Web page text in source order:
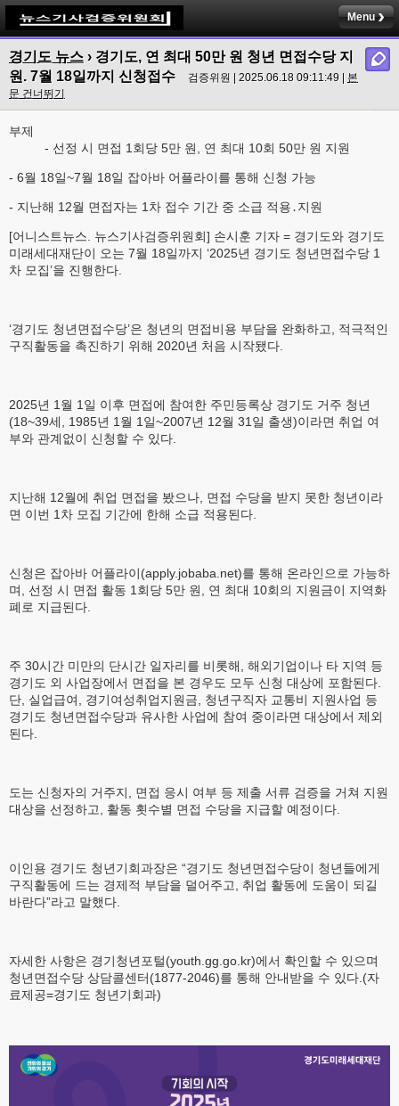
Menu
경기도 뉴스 › 경기도, 연 최대 50만 원 청년 면접수당 지
원. 7월 18일까지 신청접수
검증위원 | 2025.06.18 09:11:49 | 본
문 건너뛰기
부제
- 선정 시 면접 1회당 5만 원, 연 최대 10회 50만 원 지원
- 6월 18일~7월 18일 잡아바 어플라이를 통해 신청 가능
- 지난해 12월 면접자는 1차 접수 기간 중 소급 적용․지원
[어니스트뉴스. 뉴스기사검증위원회] 손시훈 기자 = 경기도와 경기도
미래세대재단이 오는 7월 18일까지 ‘2025년 경기도 청년면접수당 1
차 모집’을 진행한다.
‘경기도 청년면접수당’은 청년의 면접비용 부담을 완화하고, 적극적인
구직활동을 촉진하기 위해 2020년 처음 시작됐다.
2025년 1월 1일 이후 면접에 참여한 주민등록상 경기도 거주 청년
(18~39세, 1985년 1월 1일~2007년 12월 31일 출생)이라면 취업 여
부와 관계없이 신청할 수 있다.
지난해 12월에 취업 면접을 봤으나, 면접 수당을 받지 못한 청년이라
면 이번 1차 모집 기간에 한해 소급 적용된다.
신청은 잡아바 어플라이(apply.jobaba.net)를 통해 온라인으로 가능하
며, 선정 시 면접 활동 1회당 5만 원, 연 최대 10회의 지원금이 지역화
폐로 지급된다.
주 30시간 미만의 단시간 일자리를 비롯해, 해외기업이나 타 지역 등
경기도 외 사업장에서 면접을 본 경우도 모두 신청 대상에 포함된다.
단, 실업급여, 경기여성취업지원금, 청년구직자 교통비 지원사업 등
경기도 청년면접수당과 유사한 사업에 참여 중이라면 대상에서 제외
된다.
도는 신청자의 거주지, 면접 응시 여부 등 제출 서류 검증을 거쳐 지원
대상을 선정하고, 활동 횟수별 면접 수당을 지급할 예정이다.
이인용 경기도 청년기회과장은 “경기도 청년면접수당이 청년들에게
구직활동에 드는 경제적 부담을 덜어주고, 취업 활동에 도움이 되길
바란다”라고 말했다.
자세한 사항은 경기청년포털(youth.gg.go.kr)에서 확인할 수 있으며
청년면접수당 상담콜센터(1877-2046)를 통해 안내받을 수 있다.(자
료제공=경기도 청년기회과)